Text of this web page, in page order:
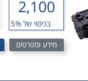
2,100
בכיסוי של 5%
מידע ומפרטים